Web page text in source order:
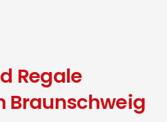
Regale
Braunschweig